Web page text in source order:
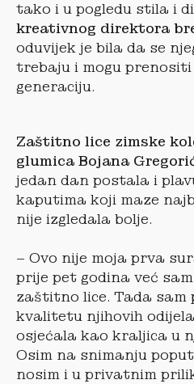
tako i u pogledu stila i
kreativnog direktora
oduvijek je bila da se
trebaju i mogu prenositi
generaciju.
Zaštitno lice zimske
glumica Bojana
jedan dan postala i
kaputima koji maze
nije izgledala bolje.
– Ovo nije moja prva
prije pet godina već
zaštitno lice. Tada
kvalitetu njihovih
osjećala kao kraljica u
Osim na snimanju
nosim i u privatnim